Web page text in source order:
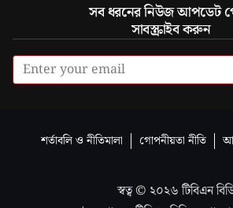
সব ধরনের নিউজ আপডেট
সাবস্ক্রাইব করুন
শর্তাবলি ও নীতিমালা গোপনীয়তা নীতি
স্বত্ব © ২০২৬ টিবিএন